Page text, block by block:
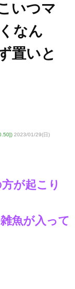
いつマ
なん
置いと
2023/01/29(日)
が起こり
魚が入って